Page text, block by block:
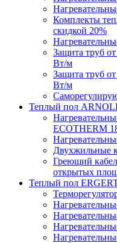
Комплекты
скидкой 20%
Защита труб
Вт/м
Защита труб
Вт/м
Теплый пол
ECOTHERM
Двухжильные
Греющий
открытых
Теплый пол